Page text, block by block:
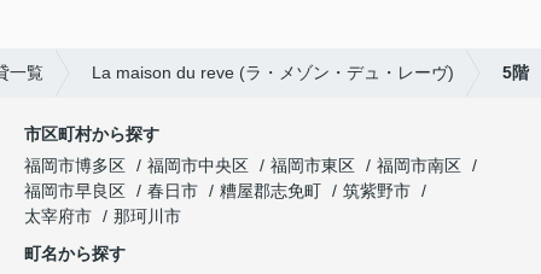
一覧 La maison du reve (ラ・メゾン・デュ・レーヴ) 5階
市区町村から探す
福岡市博多区
福岡市中央区 福岡市東区
福岡市南区
福岡市早良区
春日市 糟屋郡志免町
筑紫野市
太宰府市
那珂川市
町名から探す